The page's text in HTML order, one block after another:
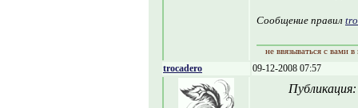
Сообщение правил
не ввязываться с вами
trocadero 09-12-2008 07:57